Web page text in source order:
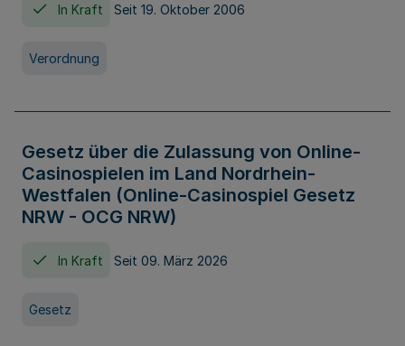
In Kraft Seit 19. Oktober 2006
Verordnung
Gesetz über die Zulassung von Online-
Casinospielen im Land Nordrhein-
Westfalen (Online-Casinospiel Gesetz
NRW - OCG NRW)
In Kraft Seit 09. März 2026
Gesetz